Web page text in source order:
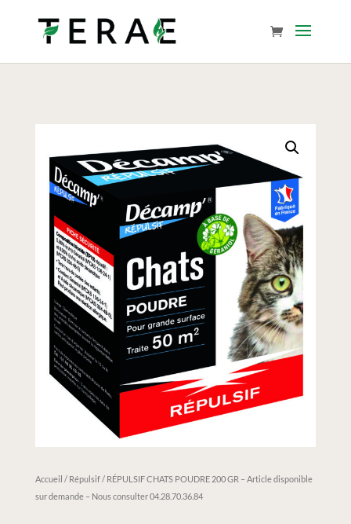
Accueil / Répulsif/ RÉPULSIF CHATS POUDRE 200 GR – Article disponible
sur demande – Nous consulter 04.28.70.36.84